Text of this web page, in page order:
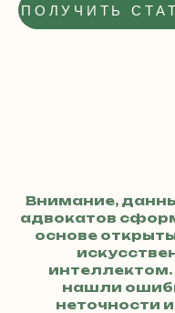
Внимание,
адвокатов
основе
интеллектом.
нашли
неточности